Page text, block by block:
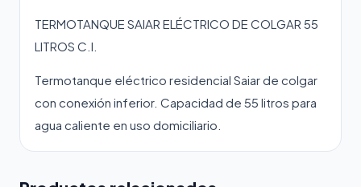
TERMOTANQUE SAIAR ELÉCTRICO DE COLGAR 55
LITROS C.I.
Termotanque eléctrico residencial Saiar de colgar
con conexión inferior. Capacidad de 55 litros para
agua caliente en uso domiciliario.